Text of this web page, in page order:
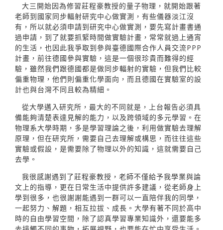
大三開始因為修習莊程豪教授的量子物理，就開始跟著
老師到國家同步輻射研究中心做實測，有些儀器淡江沒
有，所以就必須申請到研究中心做實測，要先寫計畫書通
過申請，到了就要抓緊時間做實驗計畫，常常就過上通宵
的生活，也因此我爭取到參與臺德國際合作人員交流PPP
計畫，前往德國參與實驗，這是一個很珍貴而難得的經
驗，雖然我們跟德國都是做同步輻射的實驗，但我們比較
偏重物理，他們則偏重化學面向，而且德國在實驗室的設
計也與台灣不同且較為精細。
從大學邁入研究所，最大的不同就是，上台報告必須具
備能夠清楚表達見解的能力，以及跨領域的多元學習。在
物理系大學時期，多是學習理論之後，利用做實驗去理解
原理，但在研究所，需要自己去理解或構思，而往往這些
實驗或假設，是需要除了物理以外的知識，這就需要自己
去學。
我很感謝遇到了莊程豪教授，老師不僅給予我學業與論
文上的指導，更在日常生活中提供許多建議，從老師身上
學到很多，也很謝謝能遇到一群可以一直陪伴我的同學，
一起努力、解題，相互拉拔、成長。大學有著不同於高中
時的自由學習空間，除了認真學習專業知識外，還要能多